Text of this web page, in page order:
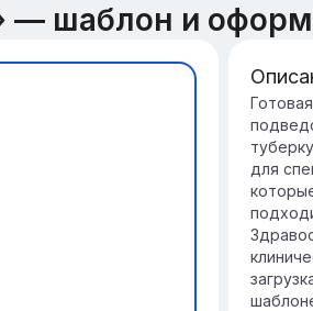
— шаблон и
Дело о
из
прав
для